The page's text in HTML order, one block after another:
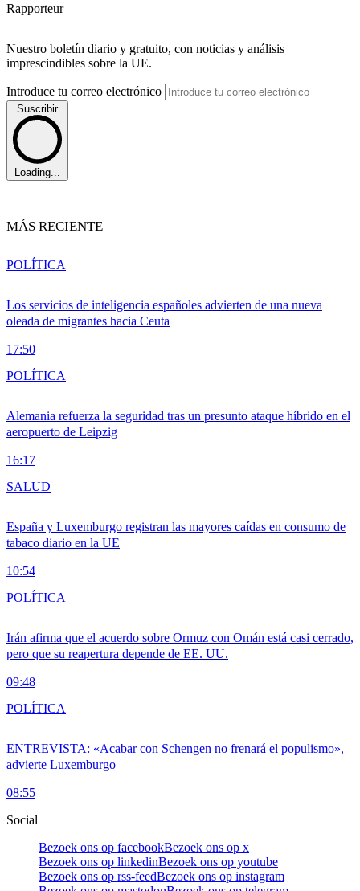
Rapporteur
Nuestro boletín diario y gratuito, con noticias y análisis
imprescindibles sobre la UE.
Introduce tu correo electrónico
Suscribir
Loading...
MÁS RECIENTE
Los servicios de inteligencia españoles advierten de una nueva
oleada de migrantes hacia Ceuta
17:50
POLÍTICA
Alemania refuerza la seguridad tras un presunto ataque híbrido en el
aeropuerto de Leipzig
16:17
POLÍTICA
España y Luxemburgo registran las mayores caídas en consumo de
tabaco diario en la UE
10:54
SALUD
Irán afirma que el acuerdo sobre Ormuz con Omán está casi cerrado,
pero que su reapertura depende de EE. UU.
09:48
POLÍTICA
ENTREVISTA: «Acabar con Schengen no frenará el populismo»,
advierte Luxemburgo
08:55
POLÍTICA
Social
Bezoek ons op facebookBezoek ons op x
Bezoek ons op linkedinBezoek ons op youtube
Bezoek ons op rss-feedBezoek ons op instagram